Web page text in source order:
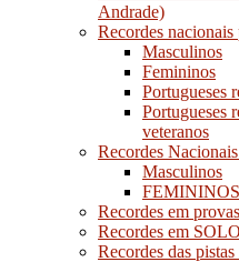
Andrade)
Recordes nacionais
Masculinos
Femininos
Portugueses
Portugueses
veteranos
Recordes
Masculinos
FEMININOS
Recordes em
Recordes em
Recordes das